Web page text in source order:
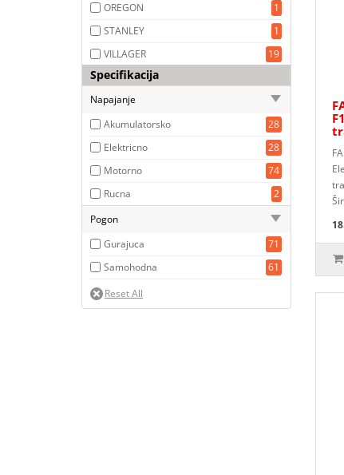
OREGON
1
STANLEY
1
VILLAGER
19
Specifikacija
Napajanje
Akumulatorsko
28
Elektricno
28
Motorno
74
Rucna
2
Pogon
Gurajuca
71
Samohodna
61